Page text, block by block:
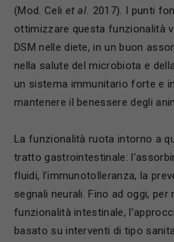
(Mod. Celi et al. 2017). I punti
ottimizzare questa funzionalità
DSM nelle diete, in un buon
nella salute del microbiota e
un sistema immunitario forte e
mantenere il benessere degli
La funzionalità ruota intorno a
tratto gastrointestinale:
fluidi, l’immunotolleranza, la
segnali neurali. Fino ad oggi, per
funzionalità intestinale,
basato su interventi di tipo